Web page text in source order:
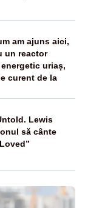
am ajuns aici,
un reactor
uriaș,
curent de la
Lewis
să cânte